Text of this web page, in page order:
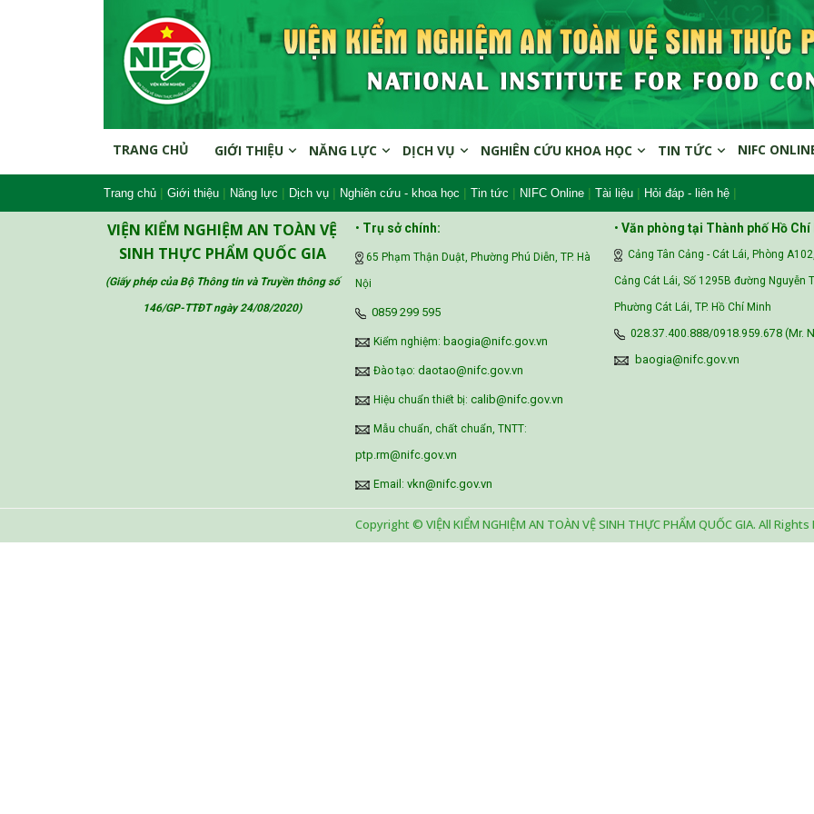
TRANG CHỦ GIỚI THIỆU NĂNG LỰC DỊCH VỤ NGHIÊN CỨU KHOA HỌC TIN TỨC NIFC
Trang chủ | Giới thiệu | Năng lực | Dịch vụ | Nghiên cứu - khoa học | Tin tức | NIFC Online | Tài liệu | Hỏi đáp - liên hệ |
VIỆN KIỂM NGHIỆM AN TOÀN VỆ
SINH THỰC PHẨM QUỐC GIA
(Giấy phép của Bộ Thông tin và Truyền thông số
146/GP-TTĐT ngày 24/08/2020)
• Trụ sở chính:
65 Phạm Thận Duật, Phường Phú Diễn, TP. Hà
Nội
‪0859 299 595‬
Kiểm nghiệm: baogia@nifc.gov.vn
Đào tạo: daotao@nifc.gov.vn
Hiệu chuẩn thiết bị: calib@nifc.gov.vn
Mẫu chuẩn, chất chuẩn, TNTT:
ptp.rm@nifc.gov.vn
Email: vkn@nifc.gov.vn
• Văn phòng tại Thành phố Hồ Chí
Cảng Tân Cảng - Cát Lái, Phòng
Cảng Cát Lái, Số 1295B đường Nguyễn
Phường Cát Lái, TP. Hồ Chí Minh
028.37.400.888/0918.959.678 (Mr.
baogia@nifc.gov.vn
Copyright © VIỆN KIỂM NGHIỆM AN TOÀN VỆ SINH THỰC PHẨM QUỐC GIA. All